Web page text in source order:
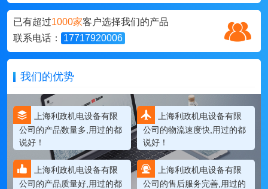
已有超过1000家客户选择我们的产品
联系电话：
17717920006
我们的优势
上海利政机电设备有限
公司的产品数量多,用过的都
说好！
上海利政机电设备有限
公司的物流速度快,用过的都
说好！
上海利政机电设备有限
公司的产品质量好,用过的都
上海利政机电设备有限
公司的售后服务完善,用过的